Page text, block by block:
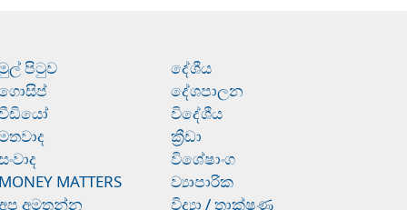
පිටුව
MATTERS
අමතන්න
දේශීය
දේශපාලන
විදේශීය
ක්‍රීඩා
විශේෂාංග
ව්‍යාපාරික
විද්‍යා / තාක්ෂණ